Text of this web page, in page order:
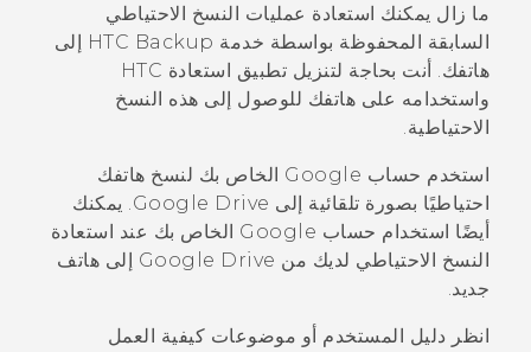
ما زال يمكنك استعادة عمليات النسخ الاحتياطي
السابقة المحفوظة بواسطة خدمة HTC Backup
إلى
هاتفك. أنت بحاجة لتنزيل تطبيق
استعادة HTC
واستخدامه على هاتفك للوصول إلى هذه النسخ
الاحتياطية.
استخدم حساب Google الخاص بك لنسخ هاتفك
احتياطيًا بصورة تلقائية إلى Google Drive. يمكنك
أيضًا استخدام حساب Google الخاص بك عند استعادة
النسخ الاحتياطي لديك من Google Drive إلى هاتف
جديد.
انظر دليل المستخدم أو موضوعات كيفية العمل